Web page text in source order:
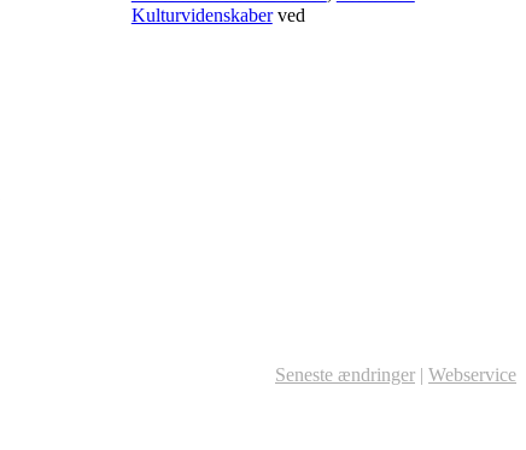
Kulturvidenskaberved
Seneste ændringer | Webservice